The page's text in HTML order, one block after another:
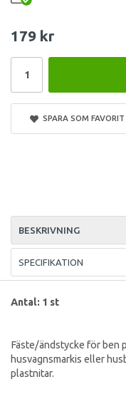
179 kr
SPARA SOM FAVORIT
BESKRIVNING
SPECIFIKATION
Antal: 1 st
Fäste/ändstycke för ben
husvagnsmarkis eller
plastnitar.